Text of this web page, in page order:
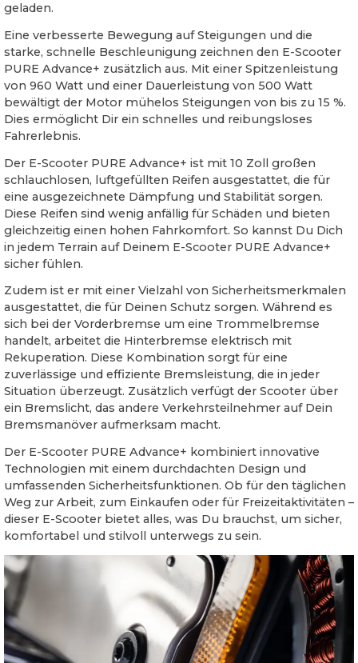
geladen.
Eine verbesserte Bewegung auf Steigungen und die
starke, schnelle Beschleunigung zeichnen den E-Scooter
PURE Advance+ zusätzlich aus. Mit einer Spitzenleistung
von 960 Watt und einer Dauerleistung von 500 Watt
bewältigt der Motor mühelos Steigungen von bis zu 15 %.
Dies ermöglicht Dir ein schnelles und reibungsloses
Fahrerlebnis.
Der E-Scooter PURE Advance+ ist mit 10 Zoll großen
schlauchlosen, luftgefüllten Reifen ausgestattet, die für
eine ausgezeichnete Dämpfung und Stabilität sorgen.
Diese Reifen sind wenig anfällig für Schäden und bieten
gleichzeitig einen hohen Fahrkomfort. So kannst Du Dich
in jedem Terrain auf Deinem E-Scooter PURE Advance+
sicher fühlen.
Zudem ist er mit einer Vielzahl von Sicherheitsmerkmalen
ausgestattet, die für Deinen Schutz sorgen. Während es
sich bei der Vorderbremse um eine Trommelbremse
handelt, arbeitet die Hinterbremse elektrisch mit
Rekuperation. Diese Kombination sorgt für eine
zuverlässige und effiziente Bremsleistung, die in jeder
Situation überzeugt. Zusätzlich verfügt der Scooter über
ein Bremslicht, das andere Verkehrsteilnehmer auf Dein
Bremsmanöver aufmerksam macht.
Der E-Scooter PURE Advance+ kombiniert innovative
Technologien mit einem durchdachten Design und
umfassenden Sicherheitsfunktionen. Ob für den täglichen
Weg zur Arbeit, zum Einkaufen oder für Freizeitaktivitäten –
dieser E-Scooter bietet alles, was Du brauchst, um sicher,
komfortabel und stilvoll unterwegs zu sein.